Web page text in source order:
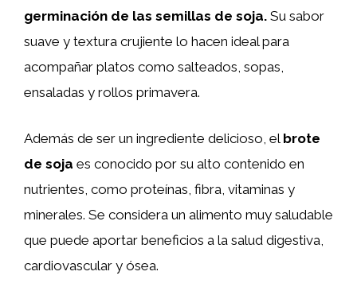
germinación de las semillas de soja. Su sabor
suave y textura crujiente lo hacen ideal para
acompañar platos como salteados, sopas,
ensaladas y rollos primavera.
Además de ser un ingrediente delicioso, el brote
de soja es conocido por su alto contenido en
nutrientes, como proteínas, fibra, vitaminas y
minerales. Se considera un alimento muy saludable
que puede aportar beneficios a la salud digestiva,
cardiovascular y ósea.